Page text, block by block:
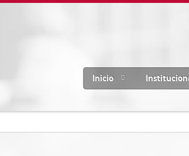
Inicio